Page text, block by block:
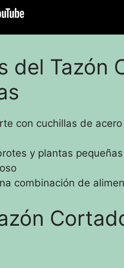
del Tazón
con cuchillas de
y plantas pequeñas
combinación de